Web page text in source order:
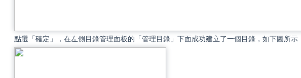
點選「確定」，在左側目錄管理面板的「管理目錄」下面成功建立了一個目錄，如下圖所示